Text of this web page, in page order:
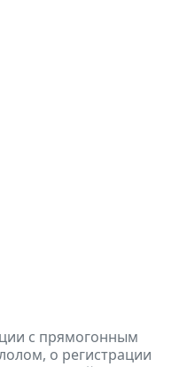
с прямогонным
о регистрации